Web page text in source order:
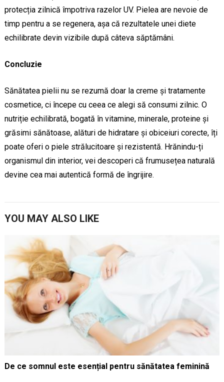
protecția zilnică împotriva razelor UV. Pielea are nevoie de
timp pentru a se regenera, așa că rezultatele unei diete
echilibrate devin vizibile după câteva săptămâni.
Concluzie
Sănătatea pielii nu se rezumă doar la creme și tratamente
cosmetice, ci începe cu ceea ce alegi să consumi zilnic. O
nutriție echilibrată, bogată în vitamine, minerale, proteine și
grăsimi sănătoase, alături de hidratare și obiceiuri corecte, îți
poate oferi o piele strălucitoare și rezistentă. Hrănindu-ți
organismul din interior, vei descoperi că frumusețea naturală
devine cea mai autentică formă de îngrijire.
YOU MAY ALSO LIKE
De ce somnul este esențial pentru sănătatea feminină